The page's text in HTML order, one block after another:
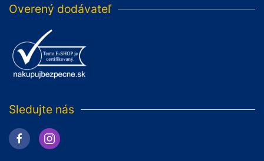
Overený dodávateľ
Sledujte nás